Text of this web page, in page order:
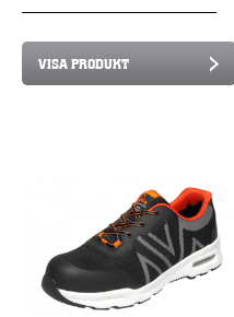
VISA PRODUKT